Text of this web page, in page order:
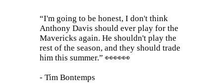
“I'm going to be honest, I don't think
Anthony Davis should ever play for the
Mavericks again. He shouldn't play the
rest of the season, and they should trade
him this summer.” 👀👀👀
- Tim Bontemps